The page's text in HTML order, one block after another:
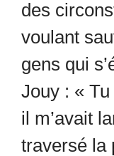
des
voulant
gens qui
Jouy : «
il m’avait
traversé la